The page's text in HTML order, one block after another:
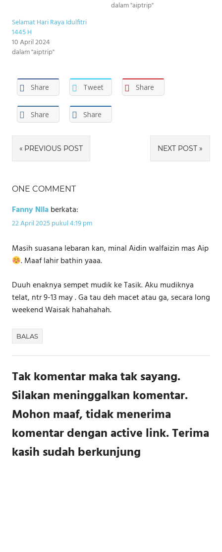
dalam "aiptrip"
Selamat Hari Raya Idulfitri
1445 H
10 April 2024
dalam "aiptrip"
Share Tweet Share
Share Share
Navigasi
pos
PREVIOUS POST NEXT POST
ONE COMMENT
Fanny Nilaberkata:
22 April 2025 pukul 4:19 pm
Masih suasana lebaran kan, minal Aidin walfaizin mas Aip
. Maaf lahir bathin yaaa.
Duuh enaknya sempet mudik ke Tasik. Aku mudiknya
telat, ntr 9-13 may . Ga tau deh macet atau ga, secara long
weekend Waisak hahahahah.
BALAS
Tak komentar maka tak sayang.
Silakan meninggalkan komentar.
Mohon maaf, tidak menerima
komentar dengan active link. Terima
kasih sudah berkunjung